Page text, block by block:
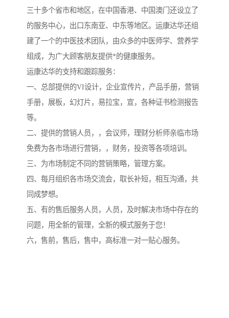
三十多个省市和地区，在中国香港、中国澳门还设立了
的服务中心，出口东南亚、中东等地区。运康达华还组
建了一个的中医技术团队，由众多的中医师学、营养学
组成，为广大顾客朋友提供*的健康服务。
运康达华的支持和跟踪服务：
一、总部提供的VI设计，企业宣传片，产品手册，营销
手册，展板，幻灯片，易拉宝，宣，各种证书检测报告
等。
二、提供的营销人员，，会议师，理财分析师亲临市场
免费为各市场进行营销，，财务，投资等各项培训。
三、为市场制定不同的营销策略，管理方案。
四、每月组织各市场交流会，取长补短，相互沟通，共
同成梦想。
五、有的售后服务人员，人员，及时解决市场中存在的
问题，用全新的管理，全新的模式服务于您！
六，售前，售后，售中，高标准一对一贴心服务。